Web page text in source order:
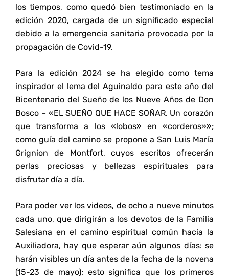
los tiempos, como quedó bien testimoniado en la
edición 2020, cargada de un significado especial
debido a la emergencia sanitaria provocada por la
propagación de Covid-19.
Para la edición 2024 se ha elegido como tema
inspirador el lema del Aguinaldo para este año del
Bicentenario del Sueño de los Nueve Años de Don
Bosco – «EL SUEÑO QUE HACE SOÑAR. Un corazón
que transforma a los «lobos» en «corderos»»;
como guía del camino se propone a San Luis María
Grignion de Montfort, cuyos escritos ofrecerán
perlas preciosas y bellezas espirituales para
disfrutar día a día.
Para poder ver los videos, de ocho a nueve minutos
cada uno, que dirigirán a los devotos de la Familia
Salesiana en el camino espiritual común hacia la
Auxiliadora, hay que esperar aún algunos días: se
harán visibles un día antes de la fecha de la novena
(15-23 de mayo); esto significa que los primeros